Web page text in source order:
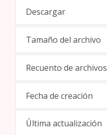
Descargar
Tamaño del archivo
Recuento de archivos
Fecha de creación
Última actualización